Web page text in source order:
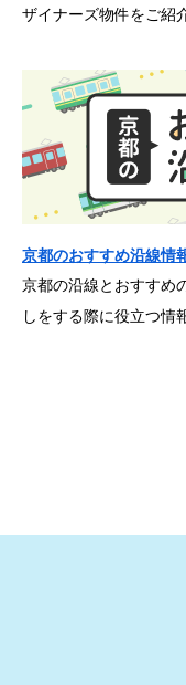
ザイナーズ物件をご紹
京都のおすすめ沿線情
京都の沿線とおすすめ
しをする際に役立つ情